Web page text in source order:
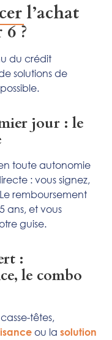
l’achat
?
du crédit
solutions de
jour : le
toute autonomie
: vous signez,
remboursement
ans, et vous
guise.
:
le combo
têtes,
ou la solution